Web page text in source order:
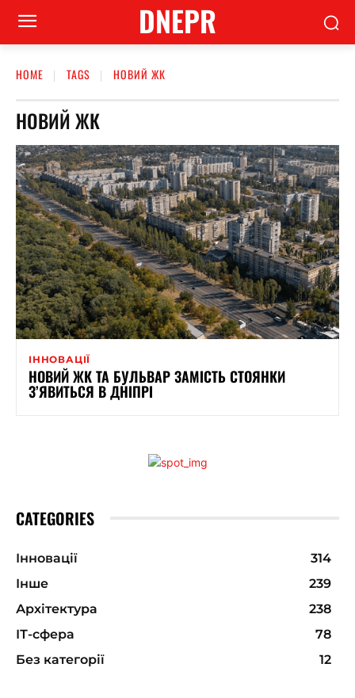
DNEPR
HOME TAGS НОВИЙ ЖК
НОВИЙ ЖК
ІННОВАЦІЇ
НОВИЙ ЖК ТА БУЛЬВАР ЗАМІСТЬ СТОЯНКИ
З’ЯВИТЬСЯ В ДНІПРІ
CATEGORIES
Інновації
314
Інше
239
Архітектура
238
ІТ-сфера
78
Без категорії
12